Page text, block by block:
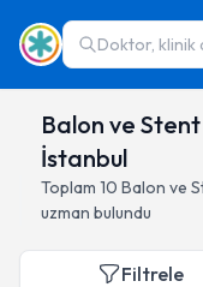
Doktor, klinik
Balon ve
İstanbul
Toplam 10 Balon ve
uzman bulundu
Filtrele